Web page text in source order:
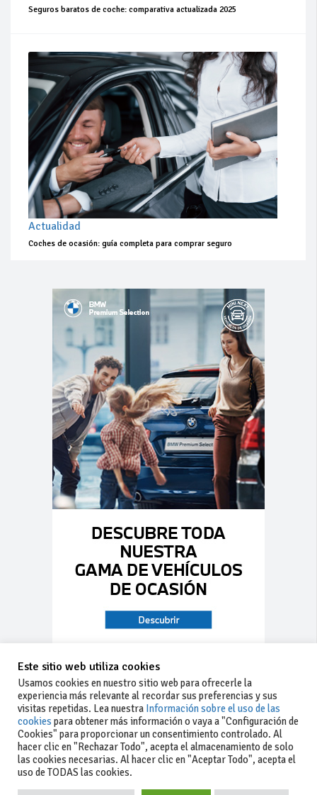
Seguros baratos de coche: comparativa actualizada 2025
Actualidad
Coches de ocasión: guía completa para comprar seguro
Este sitio web utiliza cookies
Usamos cookies en nuestro sitio web para ofrecerle la
experiencia más relevante al recordar sus preferencias y sus
visitas repetidas. Lea nuestra Información sobre el uso de las
cookies para obtener más información o vaya a "Configuración de
Cookies" para proporcionar un consentimiento controlado. Al
hacer clic en "Rechazar Todo", acepta el almacenamiento de solo
las cookies necesarias. Al hacer clic en "Aceptar Todo", acepta el
uso de TODAS las cookies.